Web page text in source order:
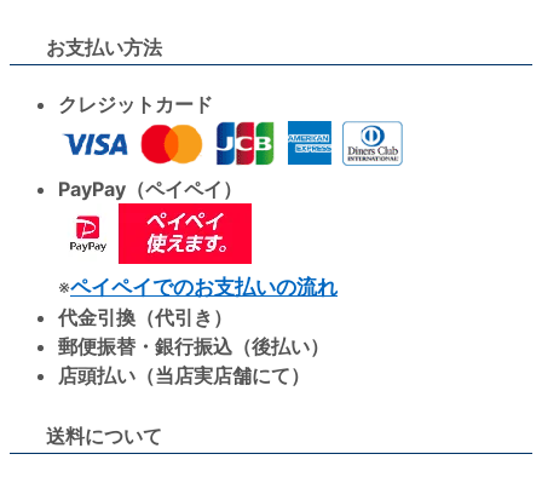
お支払い方法
クレジットカード
PayPay（ペイペイ）
※ペイペイでのお支払いの流れ
代金引換（代引き）
郵便振替・銀行振込（後払い）
店頭払い（当店実店舗にて）
送料について